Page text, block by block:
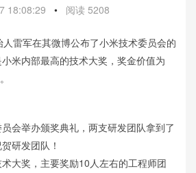
18:08:29 • 阅读 5208
雷军在其微博公布了小米技术委员会的
米内部最高的技术大奖，奖金价值为
会举办颁奖典礼，两支研发团队拿到了
研发团队！
大奖，主要奖励10人左右的工程师团